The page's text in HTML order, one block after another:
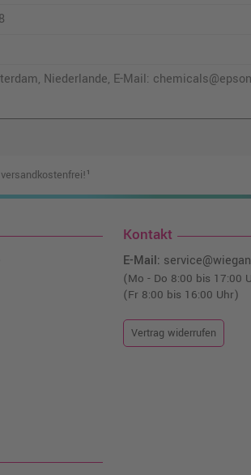
Niederlande, E-Mail:
Kontakt
E-Mail:
(Mo - Do 8:00 bis 17:00
(Fr 8:00 bis 16:00 Uhr)
Vertrag widerrufen